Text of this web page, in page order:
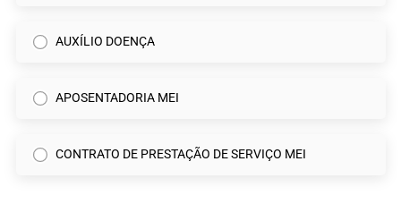
AUXÍLIO DOENÇA
APOSENTADORIA MEI
CONTRATO DE PRESTAÇÃO DE SERVIÇO MEI